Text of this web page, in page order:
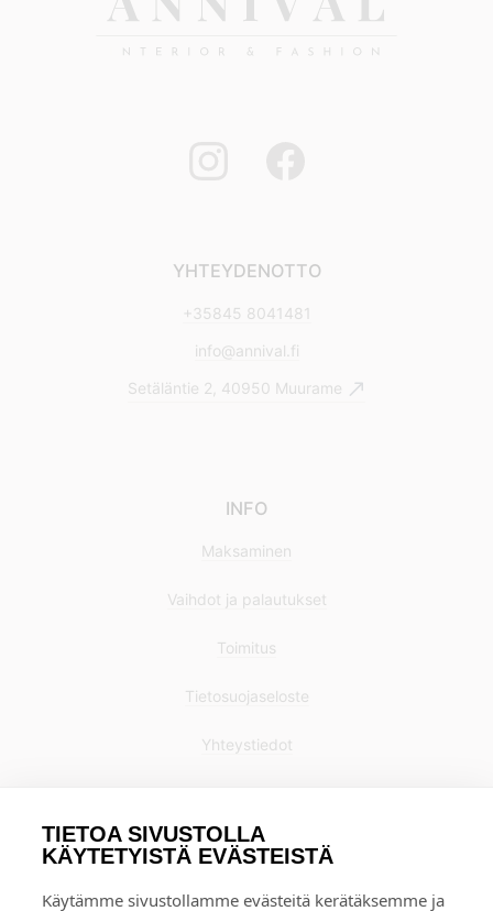
TIETOA SIVUSTOLLA
KÄYTETYISTÄ EVÄSTEISTÄ
Käytämme sivustollamme evästeitä kerätäksemme ja
YHTEYDENOTTO
+35845 8041481
info@annival.fi
Setäläntie 2, 40950 Muurame
INFO
Maksaminen
Vaihdot ja palautukset
Toimitus
Tietosuojaseloste
Yhteystiedot